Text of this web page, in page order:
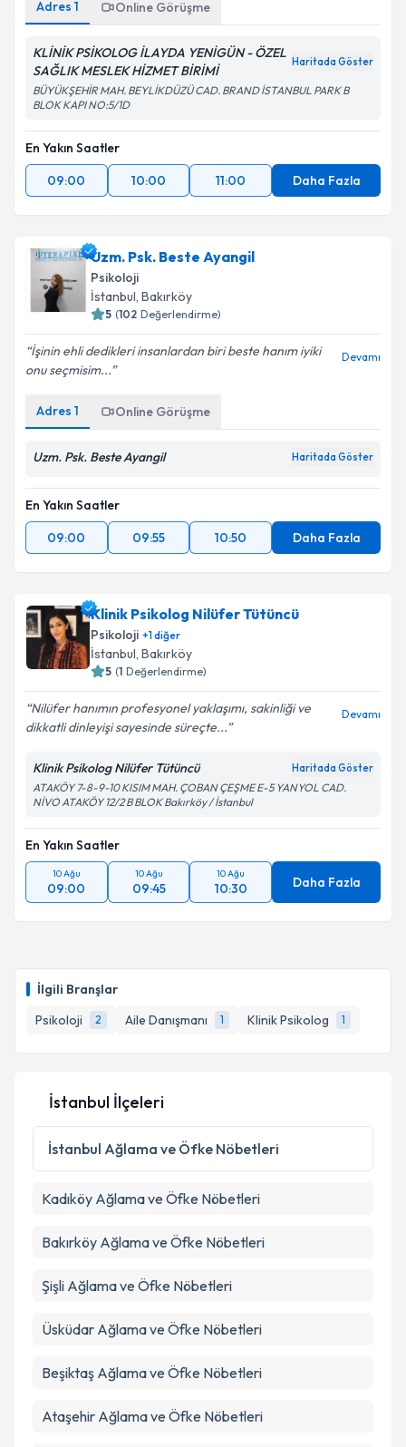
İlgili Branşlar
Psikoloji
2 Aile Danışmanı 1 Klinik Psikolog 1
Adres 1 Online Görüşme
KLİNİK PSİKOLOG İLAYDA YENİGÜN - ÖZEL
SAĞLIK MESLEK HİZMET BİRİMİ
Haritada Göster
BÜYÜKŞEHİR MAH. BEYLİKDÜZÜ CAD. BRAND İSTANBUL PARK B
BLOK KAPI NO:5/1D
En Yakın Saatler
09:00
10:00 11:00 Daha Fazla
Uzm. Psk. Beste Ayangil
Psikoloji
İstanbul, Bakırköy
5 (102 Değerlendirme)
İşinin ehli dedikleri insanlardan biri beste hanım iyiki
onu seçmisim...
Devamı
Adres 1 Online Görüşme
Uzm. Psk. Beste Ayangil Haritada Göster
En Yakın Saatler
09:00
09:55 10:50 Daha Fazla
Klinik Psikolog Nilüfer Tütüncü
Psikoloji +1diğer
İstanbul, Bakırköy
5 (1 Değerlendirme)
Nilüfer hanımın profesyonel yaklaşımı, sakinliği ve
dikkatli dinleyişi sayesinde süreçte...
Devamı
Klinik Psikolog Nilüfer Tütüncü Haritada Göster
ATAKÖY 7-8-9-10 KISIM MAH. ÇOBAN ÇEŞME E-5 YANYOL CAD.
NİVO ATAKÖY 12/2 B BLOK Bakırköy / İstanbul
En Yakın Saatler
10 Ağu
09:00
10 Ağu
09:45
10 Ağu
10:30 Daha Fazla
İstanbul İlçeleri
İstanbul Ağlama ve Öfke Nöbetleri
Kadıköy Ağlama ve Öfke Nöbetleri
Bakırköy Ağlama ve Öfke Nöbetleri
Şişli Ağlama ve Öfke Nöbetleri
Üsküdar Ağlama ve Öfke Nöbetleri
Beşiktaş Ağlama ve Öfke Nöbetleri
Ataşehir Ağlama ve Öfke Nöbetleri